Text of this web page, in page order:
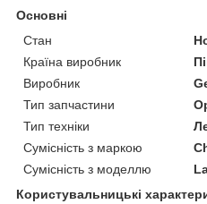
Основні
Стан
Країна виробник
Виробник
Тип запчастини
Тип техніки
Сумісність з маркою
Сумісність з моделлю
Користувальницькі